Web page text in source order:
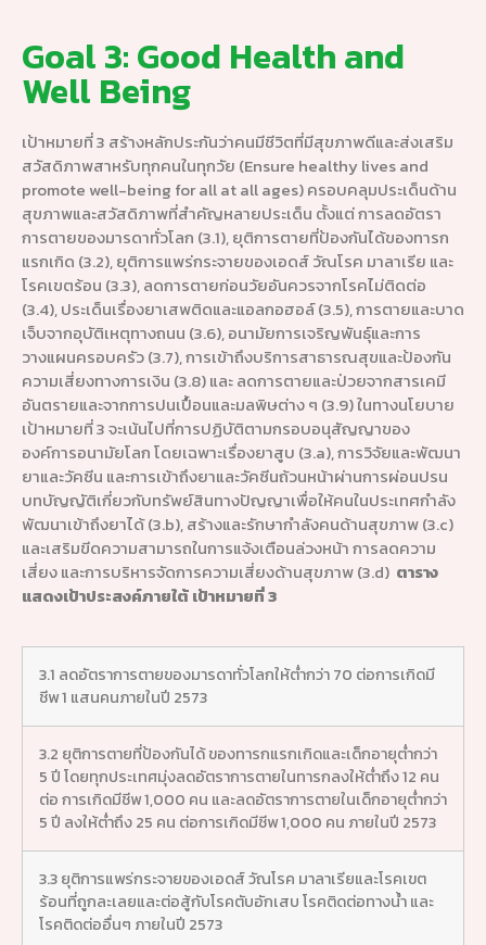
Goal 3: Good Health and
Well Being
เป้าหมายที่ 3 สร้างหลักประกันว่าคนมีชีวิตที่มีสุขภาพดีและส่งเสริม
สวัสดิภาพสาหรับทุกคนในทุกวัย (Ensure healthy lives and
promote well-being for all at all ages) ครอบคลุมประเด็นด้าน
สุขภาพและสวัสดิภาพที่สำคัญหลายประเด็น ตั้งแต่ การลดอัตรา
การตายของมารดาทั่วโลก (3.1), ยุติการตายที่ป้องกันได้ของทารก
แรกเกิด (3.2), ยุติการแพร่กระจายของเอดส์ วัณโรค มาลาเรีย และ
โรคเขตร้อน (3.3), ลดการตายก่อนวัยอันควรจากโรคไม่ติดต่อ
(3.4), ประเด็นเรื่องยาเสพติดและแอลกอฮอล์ (3.5), การตายและบาด
เจ็บจากอุบัติเหตุทางถนน (3.6), อนามัยการเจริญพันธุ์และการ
วางแผนครอบครัว (3.7), การเข้าถึงบริการสาธารณสุขและป้องกัน
ความเสี่ยงทางการเงิน (3.8) และ ลดการตายและป่วยจากสารเคมี
อันตรายและจากการปนเปื้อนและมลพิษต่าง ๆ (3.9) ในทางนโยบาย
เป้าหมายที่ 3 จะเน้นไปที่การปฏิบัติตามกรอบอนุสัญญาของ
องค์การอนามัยโลก โดยเฉพาะเรื่องยาสูบ (3.a), การวิจัยและพัฒนา
ยาและวัคซีน และการเข้าถึงยาและวัคซีนถ้วนหน้าผ่านการผ่อนปรน
บทบัญญัติเกี่ยวกับทรัพย์สินทางปัญญาเพื่อให้คนในประเทศกำลัง
พัฒนาเข้าถึงยาได้ (3.b), สร้างและรักษากำลังคนด้านสุขภาพ (3.c)
และเสริมขีดความสามารถในการแจ้งเตือนล่วงหน้า การลดความ
เสี่ยง และการบริหารจัดการความเสี่ยงด้านสุขภาพ (3.d) ตาราง
แสดงเป้าประสงค์ภายใต้ เป้าหมายที่ 3
3.1 ลดอัตราการตายของมารดาทั่วโลกให้ต่ำกว่า 70 ต่อการเกิดมี
ชีพ 1 แสนคนภายในปี 2573
3.2 ยุติการตายที่ป้องกันได้ ของทารกแรกเกิดและเด็กอายุต่ำกว่า
5 ปี โดยทุกประเทศมุ่งลดอัตราการตายในทารกลงให้ต่ำถึง 12 คน
ต่อ การเกิดมีชีพ 1,000 คน และลดอัตราการตายในเด็กอายุต่ำกว่า
5 ปี ลงให้ต่ำถึง 25 คน ต่อการเกิดมีชีพ 1,000 คน ภายในปี 2573
3.3 ยุติการแพร่กระจายของเอดส์ วัณโรค มาลาเรียและโรคเขต
ร้อนที่ถูกละเลยและต่อสู้กับโรคตับอักเสบ โรคติดต่อทางน้ำ และ
โรคติดต่ออื่นๆ ภายในปี 2573